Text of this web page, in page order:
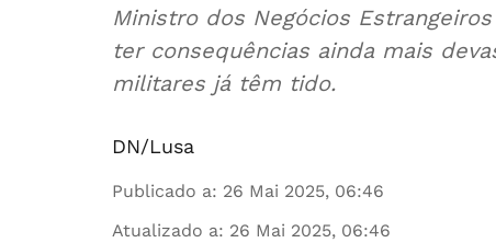
Ministro dos Negócios
ter consequências ainda mais
militares já têm tido.
DN/Lusa
Publicado a: 26 Mai 2025, 06:46
Atualizado a: 26 Mai 2025, 06:46